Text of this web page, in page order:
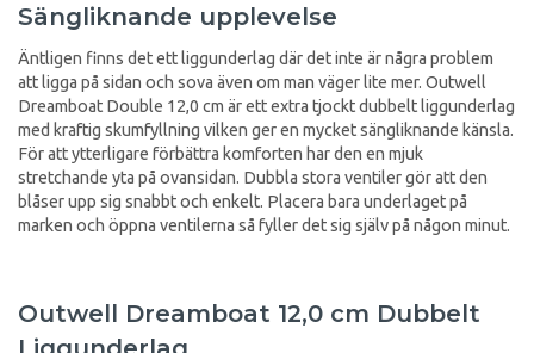
Sängliknande upplevelse
Äntligen finns det ett liggunderlag där det inte är några problem
att ligga på sidan och sova även om man väger lite mer. Outwell
Dreamboat Double 12,0 cm är ett extra tjockt dubbelt liggunderlag
med kraftig skumfyllning vilken ger en mycket sängliknande känsla.
För att ytterligare förbättra komforten har den en mjuk
stretchande yta på ovansidan. Dubbla stora ventiler gör att den
blåser upp sig snabbt och enkelt. Placera bara underlaget på
marken och öppna ventilerna så fyller det sig själv på någon minut.
Outwell Dreamboat 12,0 cm Dubbelt